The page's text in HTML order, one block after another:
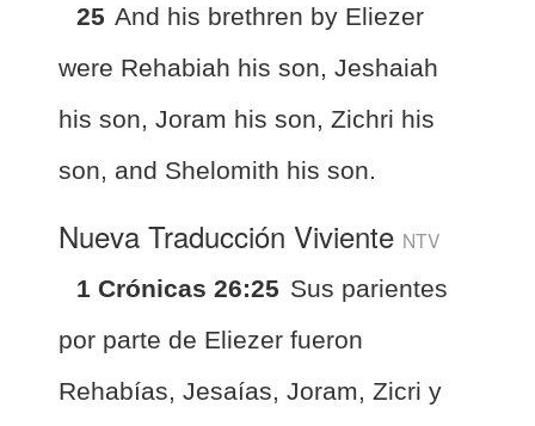
25 And his brethren by Eliezer
were Rehabiah his son, Jeshaiah
his son, Joram his son, Zichri his
son, and Shelomith his son.
Nueva Traducción Viviente NTV
1 Crónicas 26:25 Sus parientes
por parte de Eliezer fueron
Rehabías, Jesaías, Joram, Zicri y